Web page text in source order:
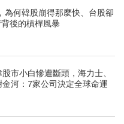
為何韓股崩得那麼快、台股卻
後的槓桿風暴
市小白慘遭斷頭，海力士、
河：7家公司決定全球命運